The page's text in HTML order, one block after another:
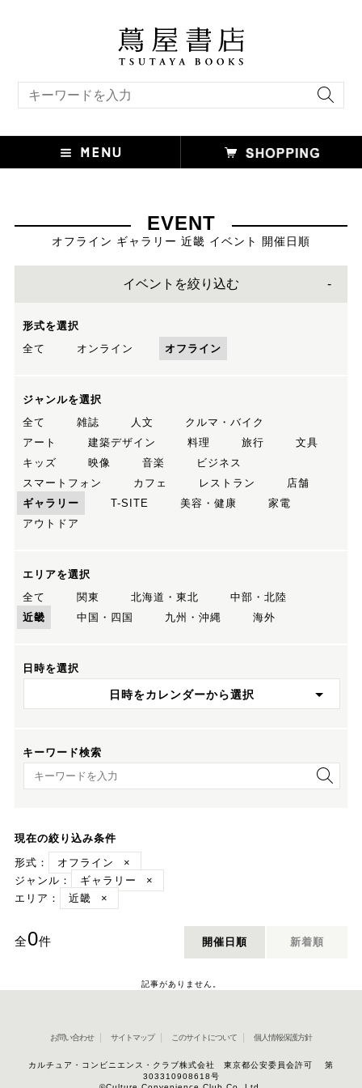
EVENT
オフライン ギャラリー 近畿 イベント 開催日順
イベントを絞り込む
形式を選択
全て
オンライン オフライン
ジャンルを選択
全て
雑誌 人文
クルマ・バイク
アート
建築デザイン 料理 旅行
文具
キッズ
映像 音楽
ビジネス
スマートフォン
カフェ レストラン
店舗
ギャラリー
T-SITE 美容・健康
家電
アウトドア
エリアを選択
全て
関東 北海道・東北
中部・北陸
近畿
中国・四国 九州・沖縄 海外
日時を選択
日時をカレンダーから選択
キーワード検索
キーワード検索
現在の絞り込み条件
形式：
オフライン
×
ジャンル：
ギャラリー
×
エリア：
近畿 ×
全0件 開催日順 新着順
記事がありません。
お問い合わせ サイトマップ このサイトについて 個人情報保護方針
カルチュア・コンビニエンス・クラブ株式会社 東京都公安委員会許可 第
303310908618号